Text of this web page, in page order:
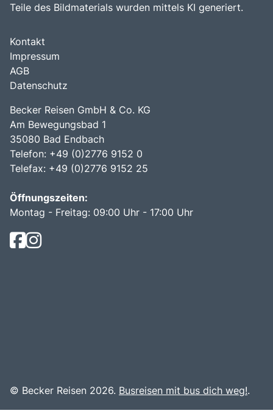
Teile des Bildmaterials wurden mittels KI generiert.
Kontakt
Impressum
AGB
Datenschutz
Becker Reisen GmbH & Co. KG
Am Bewegungsbad 1
35080 Bad Endbach
Telefon: +49 (0)2776 9152 0
Telefax: +49 (0)2776 9152 25
Öffnungszeiten:
Montag - Freitag: 09:00 Uhr - 17:00 Uhr
© Becker Reisen 2026. Busreisen mit bus dich weg!.